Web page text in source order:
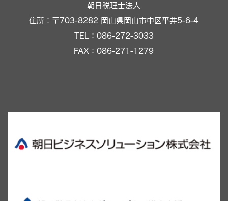
朝日税理士法人
住所：〒703-8282 岡山県岡山市中区平井5-6-4
TEL：086-272-3033
FAX：086-271-1279